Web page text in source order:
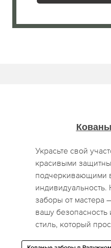
Украсьте свой
красивыми
подчеркивающими
заборы от мастера
вашу
стиль, который